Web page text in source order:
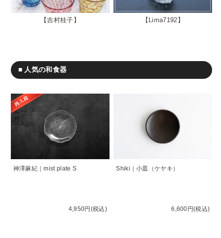
吉村桂子 Lima7192
■ 人気の和食器
神澤麻紀｜mist plate S
4,950円(税込)
Shiki｜小皿（ケヤキ）
6,600円(税込)